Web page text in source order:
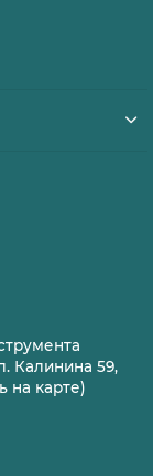
Калинина 59,
на карте)